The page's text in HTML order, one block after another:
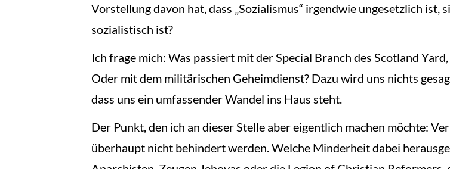
Vorstellung davon hat, dass „Sozialismus“ irgendwie ungesetzlich ist,
sozialistisch ist?
Ich frage mich: Was passiert mit der Special Branch des Scotland
Oder mit dem militärischen Geheimdienst? Dazu wird uns nichts
dass uns ein umfassender Wandel ins Haus steht.
Der Punkt, den ich an dieser Stelle aber eigentlich machen möchte:
überhaupt nicht behindert werden. Welche Minderheit dabei